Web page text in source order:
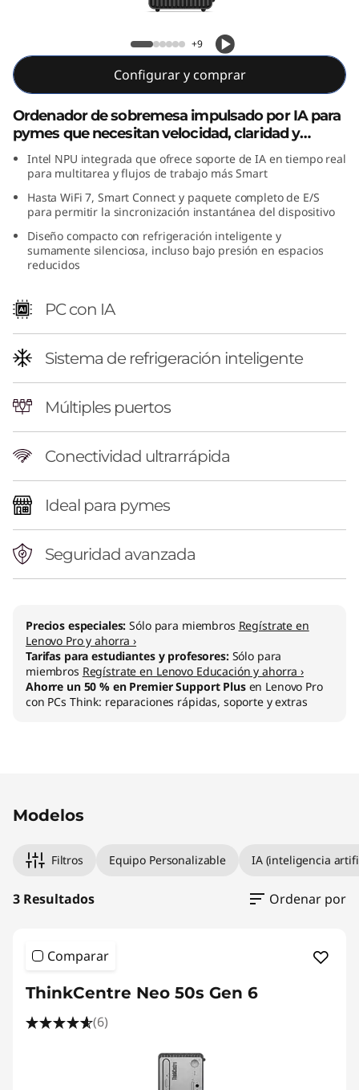
G
e
n
n
e
S
F
F
+9
Configurar y comprar
Ordenador de sobremesa impulsado por IA para
pymes que necesitan velocidad, claridad y
rendimiento fiable
Intel NPU integrada que ofrece soporte de IA en tiempo real
para multitarea y flujos de trabajo más Smart
Hasta WiFi 7, Smart Connect y paquete completo de E/S
para permitir la sincronización instantánea del dispositivo
Diseño compacto con refrigeración inteligente y
sumamente silenciosa, incluso bajo presión en espacios
reducidos
PC con IA
Sistema de refrigeración inteligente
Múltiples puertos
Conectividad ultrarrápida
Ideal para pymes
Seguridad avanzada
Precios especiales:Sólo para miembros Regístrate en
Lenovo Pro y ahorra ›
Tarifas para estudiantes y profesores: Sólo para
miembros Regístrate en Lenovo Educación y ahorra ›
Ahorre un 50 % en Premier Support Plusen Lenovo Pro
con PCs Think: reparaciones rápidas, soporte y extras
Modelos
Filtros Equipo Personalizable IA (inteligencia
3 Resultados Ordenar por
Comparar
ThinkCentre Neo 50s Gen 6
(6)